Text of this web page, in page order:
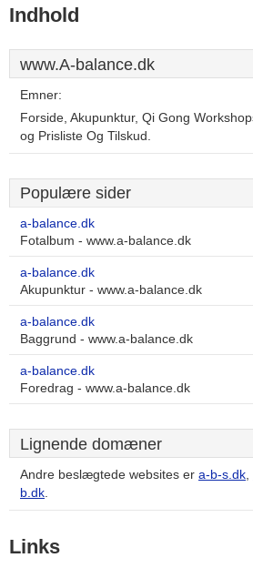
Indhold
www.A-balance.dk
Emner:
Forside, Akupunktur, Qi Gong
og Prisliste Og Tilskud.
Populære sider
a-balance.dk
Fotalbum - www.a-balance.dk
a-balance.dk
Akupunktur - www.a-balance.dk
a-balance.dk
Baggrund - www.a-balance.dk
a-balance.dk
Foredrag - www.a-balance.dk
Lignende domæner
Andre beslægtede websites er a-b-s.dk,
b.dk.
Links